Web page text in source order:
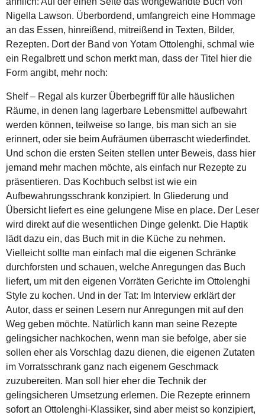
Nigella Lawson. Überbordend, umfangreich eine Hommage
an das Essen, hinreißend, mitreißend in Texten, Bilder,
Rezepten. Dort der Band von Yotam Ottolenghi, schmal wie
ein Regalbrett und schon merkt man, dass der Titel hier die
Form angibt, mehr noch:
Shelf – Regal als kurzer Überbegriff für alle häuslichen
Räume, in denen lang lagerbare Lebensmittel aufbewahrt
werden können, teilweise so lange, bis man sich an sie
erinnert, oder sie beim Aufräumen überrascht wiederfindet.
Und schon die ersten Seiten stellen unter Beweis, dass hier
jemand mehr machen möchte, als einfach nur Rezepte zu
präsentieren. Das Kochbuch selbst ist wie ein
Aufbewahrungsschrank konzipiert. In Gliederung und
Übersicht liefert es eine gelungene Mise en place. Der Leser
wird direkt auf die wesentlichen Dinge gelenkt. Die Haptik
lädt dazu ein, das Buch mit in die Küche zu nehmen.
Vielleicht sollte man einfach mal die eigenen Schränke
durchforsten und schauen, welche Anregungen das Buch
liefert, um mit den eigenen Vorräten Gerichte im Ottolenghi
Style zu kochen. Und in der Tat: Im Interview erklärt der
Autor, dass er seinen Lesern nur Anregungen mit auf den
Weg geben möchte. Natürlich kann man seine Rezepte
gelingsicher nachkochen, wenn man sie befolge, aber sie
sollen eher als Vorschlag dazu dienen, die eigenen Zutaten
im Vorratsschrank ganz nach eigenem Geschmack
zuzubereiten. Man soll hier eher die Technik der
gelingsicheren Umsetzung erlernen. Die Rezepte erinnern
sofort an Ottolenghi-Klassiker, sind aber meist so konzipiert,